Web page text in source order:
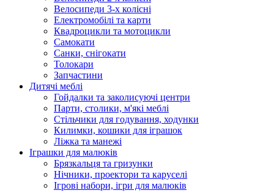
Велосипеди 3-х колісні
Електромобілі та карти
Квадроцикли та мотоцикли
Самокати
Санки, снігокати
Толокари
Запчастини
Дитячі меблі
Гойдалки та заколисуючі центри
Парти, столики, м'які меблі
Стільчики для годування, ходунки
Килимки, кошики для іграшок
Ліжка та манежі
Іграшки для малюків
Брязкальця та гризунки
Нічники, проектори та каруселі
Ігрові набори, ігри для малюків